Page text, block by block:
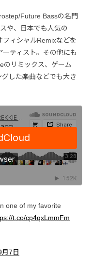
Future Bassの名門
や、日本でも人気の
フィシャルRemixなどを
ティスト。その他にも
のリミックス、ゲーム
した楽曲などでも大き
one of my favorite
t.co/cp4qxLmmFm
7日